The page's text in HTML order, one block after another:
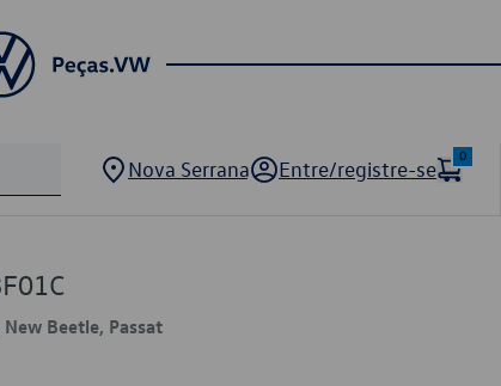
Nova Serrana Entre/registre-se
0
Beetle, Passat